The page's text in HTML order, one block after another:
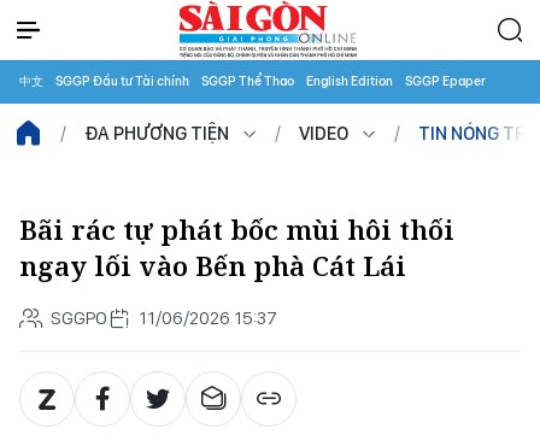
中文 SGGP Đầu tư Tài chính SGGP Thể Thao English Edition SGGP Epaper
ĐA PHƯƠNG TIỆN VIDEO TIN NÓNG
Bãi rác tự phát bốc mùi hôi thối
ngay lối vào Bến phà Cát Lái
SGGPO 11/06/2026 15:37